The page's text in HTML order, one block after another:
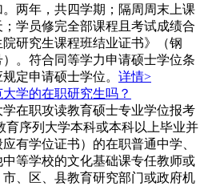
两年，共四学期；隔周周末上课
学员修完全部课程且考试成绩合
研究生课程班结业证书》（钢
。符合同等学力申请硕士学位条
定申请硕士学位。 详情>
学的在职研究生吗？
在职攻读教育硕士专业学位报考
育序列大学本科或本科以上毕业并
有学位证书）的在职普通中学、
等学校的文化基础课专任教师或
、区、县教育研究部门或政府机